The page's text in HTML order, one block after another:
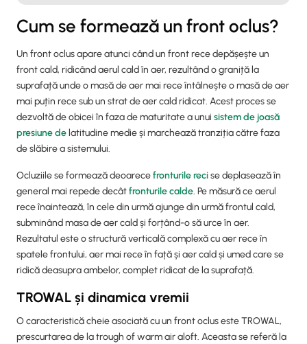
Cum se formează un front oclus?
Un front oclus apare atunci când un front rece depășește un
front cald, ridicând aerul cald în aer, rezultând o graniță la
suprafață unde o masă de aer mai rece întâlnește o masă de aer
mai puțin rece sub un strat de aer cald ridicat. Acest proces se
dezvoltă de obicei în faza de maturitate a unui sistem de joasă
presiune de latitudine medie și marchează tranziția către faza
de slăbire a sistemului.
Ocluziile se formează deoarecefronturile recise deplasează în
general mai repede decâtfronturile calde. Pe măsură ce aerul
rece înaintează, în cele din urmă ajunge din urmă frontul cald,
subminând masa de aer cald și forțând-o să urce în aer.
Rezultatul este o structură verticală complexă cu aer rece în
spatele frontului, aer mai rece în față și aer cald și umed care se
ridică deasupra ambelor, complet ridicat de la suprafață.
TROWAL și dinamica vremii
O caracteristică cheie asociată cu un front oclus este TROWAL,
prescurtarea de la trough of warm air aloft. Aceasta se referă la